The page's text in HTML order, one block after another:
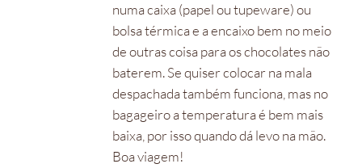
numa caixa (papel ou tupeware) ou
bolsa térmica e a encaixo bem no meio
de outras coisa para os chocolates não
baterem. Se quiser colocar na mala
despachada também funciona, mas no
bagageiro a temperatura é bem mais
baixa, por isso quando dá levo na mão.
Boa viagem!